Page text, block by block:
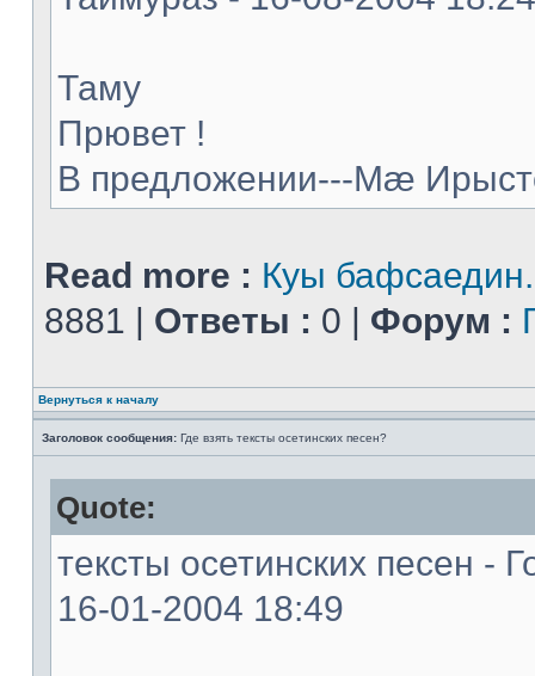
Таму
Прювет !
В предложении---Мæ
Read more : Куы
8881 | Ответы : 0 | Форум :
Вернуться к началу
Заголовок сообщения: Где взять тексты осетинских песен?
Quote:
тексты осетинских песен -
16-01-2004 18:49